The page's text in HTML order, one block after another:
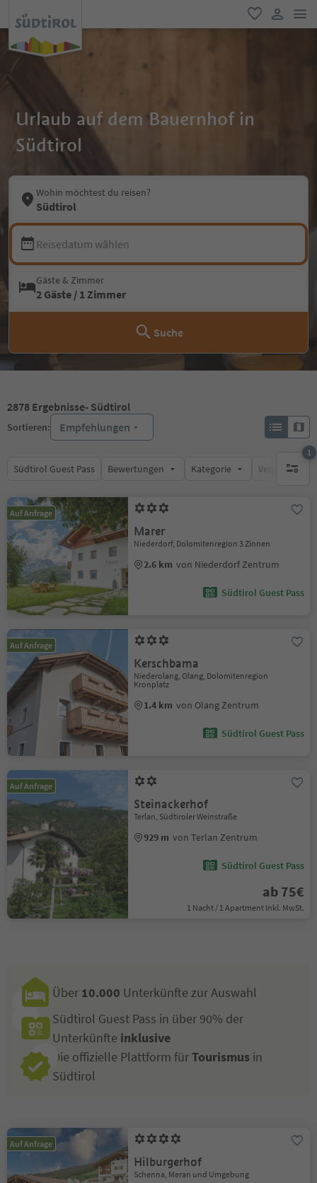
favorit
user link
Urlaub auf dem Bauernhof in
Südtirol
Wohin möchtest du reisen?
Südtirol
Reisedatum wählen
Gäste & Zimmer
2 Gäste / 1 Zimmer
Suche
2878 Ergebnisse- Südtirol
Sortieren: Empfehlungen
Südtirol Guest Pass Bewertungen Kategorie
1
1
Auf Anfrage
Marer
Niederdorf, Dolomitenregion 3 Zinnen
2.6 km von Niederdorf Zentrum
Südtirol Guest Pass
Auf Anfrage
Kerschbama
Niederolang, Olang, Dolomitenregion
Kronplatz
1.4 km von Olang Zentrum
Südtirol Guest Pass
Auf Anfrage
Steinackerhof
Terlan, Südtiroler Weinstraße
929 m von Terlan Zentrum
Südtirol Guest Pass
ab 75€
1 Nacht / 1 Apartment Inkl. MwSt.
Über 10.000 Unterkünfte zur Auswahl
Südtirol Guest Pass in über 90% der
Unterkünfte inklusive
Die offizielle Plattform fürTourismus in
Südtirol
Auf Anfrage
Hilburgerhof
Schenna, Meran und Umgebung